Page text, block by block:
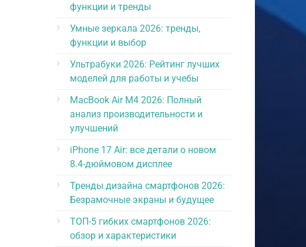
функции и тренды
Умные зеркала 2026: тренды,
функции и выбор
Ультрабуки 2026: Рейтинг лучших
моделей для работы и учебы
MacBook Air M4 2026: Полный
анализ производительности и
улучшений
iPhone 17 Air: все детали о новом
8.4-дюймовом дисплее
Тренды дизайна смартфонов 2026:
Безрамочные экраны и будущее
ТОП-5 гибких смартфонов 2026:
обзор и характеристики